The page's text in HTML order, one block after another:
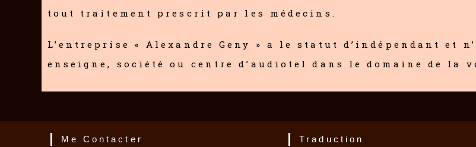
tout traitement prescrit par les médecins.
L’entreprise « Alexandre Geny » a le statut d’indépendant et
enseigne, société ou centre d’audiotel dans le domaine de la
Me Contacter Traduction